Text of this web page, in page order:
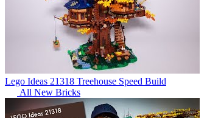
Lego Ideas 21318 Treehouse Speed Build
All New Bricks